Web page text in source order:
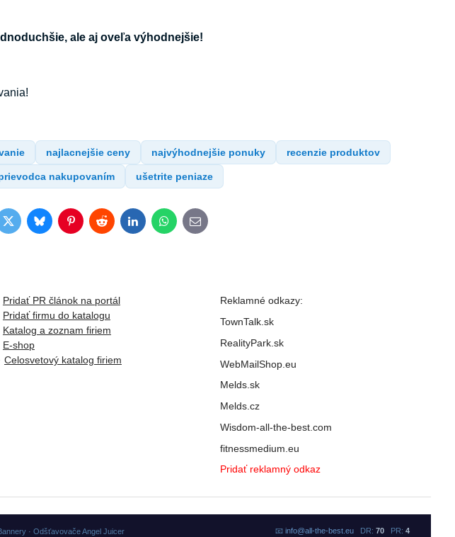
ale aj oveľa výhodnejšie!
najlacnejšie ceny najvýhodnejšie ponuky recenzie produktov
nakupovaním ušetrite peniaze
TwitterBlueskyPinterestRedditLinkedInWhatsApp
E-
mail
Pridať PR článok na portál
Pridať firmu do katalogu
Katalog a zoznam firiem
E-shop
Celosvetový katalog firiem
Reklamné odkazy:
TownTalk.sk
RealityPark.sk
WebMailShop.eu
Melds.sk
Melds.cz
Wisdom-all-the-best.com
fitnessmedium.eu
Pridať reklamný odkaz
· Odšťavovače Angel Juicer 📧 info@all-the-best.euDR: 70PR: 4